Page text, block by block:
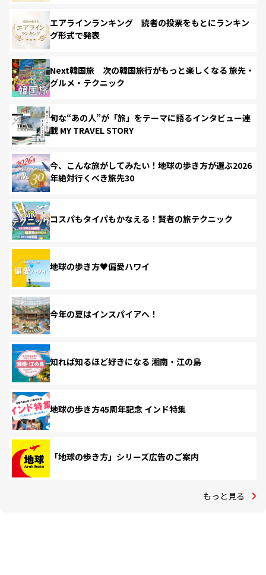
エアラインランキング 読者の投票をもとにランキン
グ形式で発表
Next韓国旅 次の韓国旅行がもっと楽しくなる 旅先・
グルメ・テクニック
旬な“あの人”が「旅」をテーマに語るインタビュー連
載 MY TRAVEL STORY
今、こんな旅がしてみたい！地球の歩き方が選ぶ2026
年絶対行くべき旅先30
コスパもタイパもかなえる！賢者の旅テクニック
地球の歩き方♥偏愛ハワイ
今年の夏はインスパイアへ！
知れば知るほど好きになる 湘南・江の島
地球の歩き方45周年記念 インド特集
「地球の歩き方」シリーズ広告のご案内
もっと見る